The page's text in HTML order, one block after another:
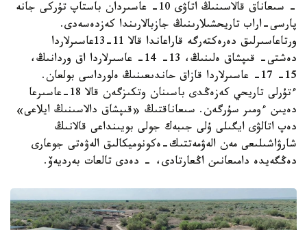
- سىعاناق قالاسىنىڭ اتاۋى 10- عاسىردان باستاپ تۇركى جانە
پارسى-اراب تاريحشىلارىنىڭ جازبالارىندا كەزدەسەدى.
ورتاعاسىرلىق دەرەكتەرگە قاراعاندا قالا 11-13عاسىرلاردا
دەشتى- قىپشاق ەلىنىڭ، 13- 14- عاسىرلاردا اق وردانىڭ،
15- 17- عاسىرلاردا قازاق حاندىعىنىڭ ەلورداسى بولعان.
ءتۇرلى تاريحي كەزەڭدى باسىنان وتكىزگەن قالا 18-عاسىرعا
دەيىن ءومىر سۇرگەن. سىعاناقتىڭ «قىپشاق دالاسىنىڭ ايلاعى»
دەپ اتالۋى ايگىلى ۇلى جىبەك جولى بويىنداعى قالانىڭ
شارۋاشىلىعى مەن الەۋمەتتىك-ەكونوميكالىق الەۋەتى جوعارى
دەڭگەيدە دامىعانىن اڭعارتادى، - دەدى تالعات بەرديەۆ.